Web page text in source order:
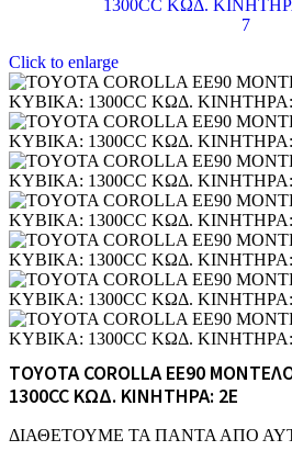
Click to enlarge
TOYOTA COROLLA EE90
1300CC ΚΩΔ. ΚΙΝΗΤΗΡΑ: 2E
ΔΙΑΘΕΤΟΥΜΕ ΤΑ ΠΑΝΤΑ ΑΠΟ